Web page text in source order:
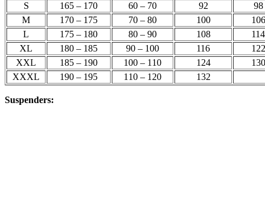
S
165 – 170 60 – 70 92
98
M
170 – 175 70 – 80 100
106
L
175 – 180 80 – 90 108
114
XL
180 – 185 90 – 100 116
122
XXL
185 – 190 100 – 110 124
130
XXXL
190 – 195 110 – 120 132
Suspenders: